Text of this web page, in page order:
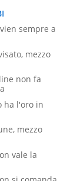
sempre a
mezzo
non fa
ha l'oro in
mezzo
vale la